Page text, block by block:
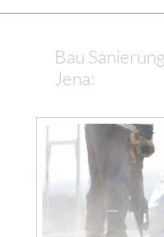
Bau
Jena: